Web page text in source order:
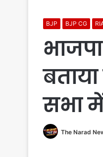
BJP BJP CG
सभा
The Narad